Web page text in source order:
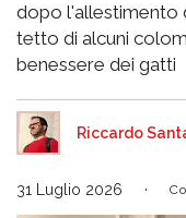
dopo l'allestimento
tetto di alcuni
benessere dei gatti
Riccardo
31 Luglio 2026